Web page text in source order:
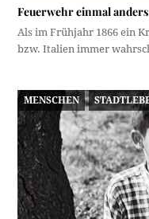
Feuerwehr einmal anders
Als im Frühjahr 1866 ein
bzw. Italien immer
MENSCHEN